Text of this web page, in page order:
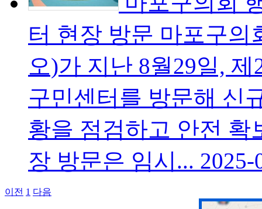
터 현장 방문 마포구의
오)가 지난 8월29일,
구민센터를 방문해 신
황을 점검하고 안전 확
장 방문은 임시...
이전 1 다음